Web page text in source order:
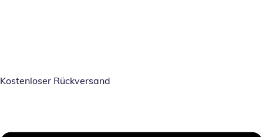
Kostenloser Rückversand